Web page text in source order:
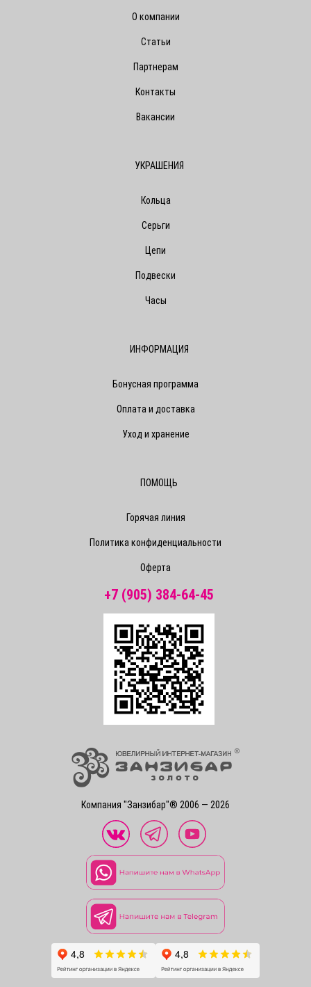
Компания "Занзибар"® 2006 — 2026
О компании
Статьи
Партнерам
Контакты
Вакансии
УКРАШЕНИЯ
Кольца
Серьги
Цепи
Подвески
Часы
ИНФОРМАЦИЯ
Бонусная программа
Оплата и доставка
Уход и хранение
ПОМОЩЬ
Горячая линия
Политика конфиденциальности
Оферта
+7 (905) 384-64-45